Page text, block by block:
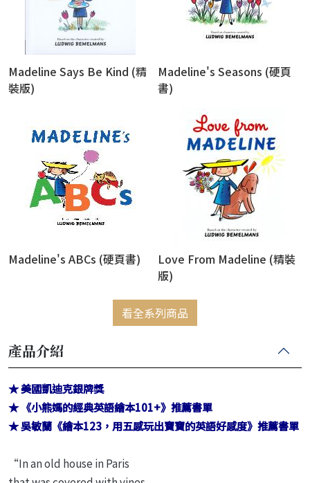
Madeline Says Be Kind (精
裝版)
Madeline's Seasons (硬頁
書)
Madeline's ABCs (硬頁書)
Love From Madeline (精裝
版)
看全系列商品
產品介紹
★ 美國凱迪克銀牌獎
★ 《小熊媽的經典英語繪本101+》推薦書單
★ 吳敏蘭《繪本123，用五感玩出寶寶的英語好感度》推薦書單
“In an old house in Paris